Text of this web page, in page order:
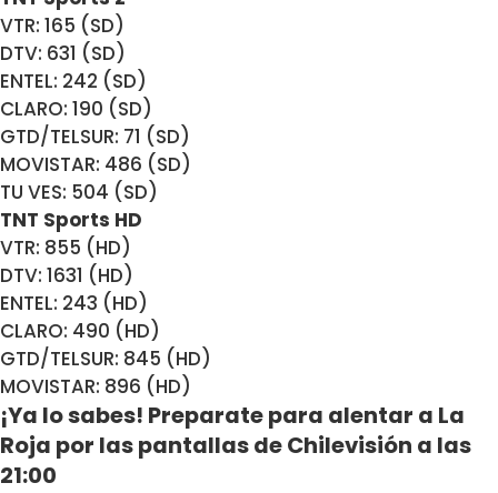
VTR: 165 (SD)
DTV: 631 (SD)
ENTEL: 242 (SD)
CLARO: 190 (SD)
GTD/TELSUR: 71 (SD)
MOVISTAR: 486 (SD)
TU VES: 504 (SD)
TNT Sports HD
VTR: 855 (HD)
DTV: 1631 (HD)
ENTEL: 243 (HD)
CLARO: 490 (HD)
GTD/TELSUR: 845 (HD)
MOVISTAR: 896 (HD)
¡Ya lo sabes! Preparate para alentar a La
Roja por las pantallas de Chilevisión a las
21:00